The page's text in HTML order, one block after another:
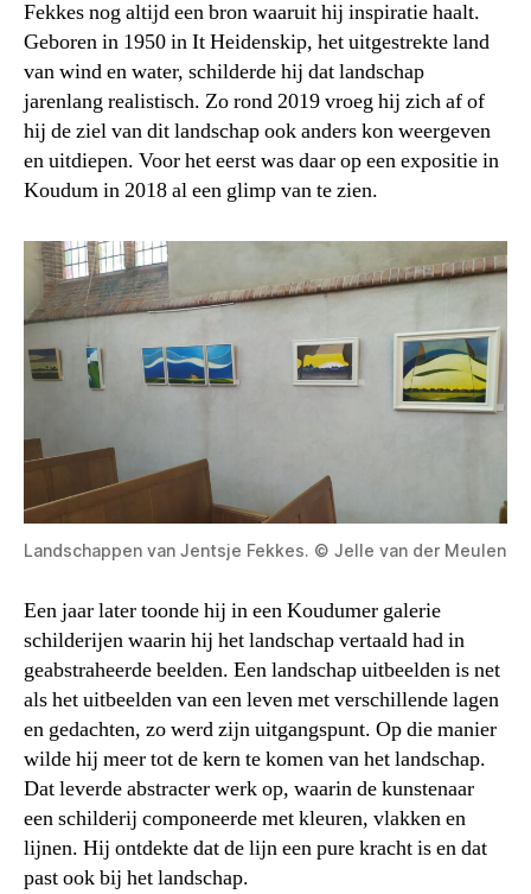
Fekkes nog altijd een bron waaruit hij inspiratie haalt.
Geboren in 1950 in It Heidenskip, het uitgestrekte land
van wind en water, schilderde hij dat landschap
jarenlang realistisch. Zo rond 2019 vroeg hij zich af of
hij de ziel van dit landschap ook anders kon weergeven
en uitdiepen. Voor het eerst was daar op een expositie in
Koudum in 2018 al een glimp van te zien.
Landschappen van Jentsje Fekkes. © Jelle van der Meulen
Een jaar later toonde hij in een Koudumer galerie
schilderijen waarin hij het landschap vertaald had in
geabstraheerde beelden. Een landschap uitbeelden is net
als het uitbeelden van een leven met verschillende lagen
en gedachten, zo werd zijn uitgangspunt. Op die manier
wilde hij meer tot de kern te komen van het landschap.
Dat leverde abstracter werk op, waarin de kunstenaar
een schilderij componeerde met kleuren, vlakken en
lijnen. Hij ontdekte dat de lijn een pure kracht is en dat
past ook bij het landschap.